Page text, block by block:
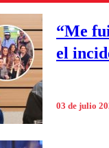
“Me
el
03 de julio